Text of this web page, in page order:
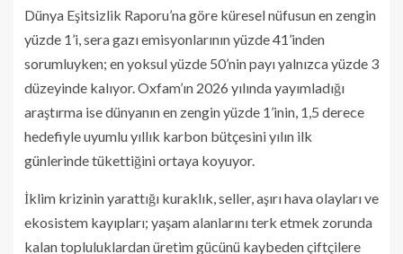
Dünya Eşitsizlik Raporu’na göre küresel nüfusun en zengin
yüzde 1’i, sera gazı emisyonlarının yüzde 41’inden
sorumluyken; en yoksul yüzde 50’nin payı yalnızca yüzde 3
düzeyinde kalıyor. Oxfam’ın 2026 yılında yayımladığı
araştırma ise dünyanın en zengin yüzde 1’inin, 1,5 derece
hedefiyle uyumlu yıllık karbon bütçesini yılın ilk
günlerinde tükettiğini ortaya koyuyor.
İklim krizinin yarattığı kuraklık, seller, aşırı hava olayları ve
ekosistem kayıpları; yaşam alanlarını terk etmek zorunda
kalan topluluklardan üretim gücünü kaybeden çiftçilere